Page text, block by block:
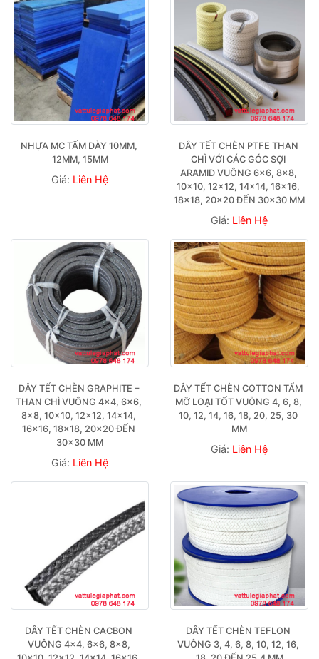
NHỰA MC TẤM DÀY 10MM,
12MM, 15MM
Giá: Liên Hệ
DÂY TẾT CHÈN PTFE THAN
CHÌ VỚI CÁC GÓC SỢI
ARAMID VUÔNG 6×6, 8×8,
10×10, 12×12, 14×14, 16×16,
18×18, 20×20 ĐẾN 30×30 MM
Giá: Liên Hệ
DÂY TẾT CHÈN GRAPHITE –
THAN CHÌ VUÔNG 4×4, 6×6,
8×8, 10×10, 12×12, 14×14,
16×16, 18×18, 20×20 ĐẾN
30×30 MM
Giá: Liên Hệ
DÂY TẾT CHÈN COTTON TẨM
MỠ LOẠI TỐT VUÔNG 4, 6, 8,
10, 12, 14, 16, 18, 20, 25, 30
MM
Giá: Liên Hệ
DÂY TẾT CHÈN CACBON
VUÔNG 4×4, 6×6, 8×8,
DÂY TẾT CHÈN TEFLON
VUÔNG 3, 4, 6, 8, 10, 12, 16,